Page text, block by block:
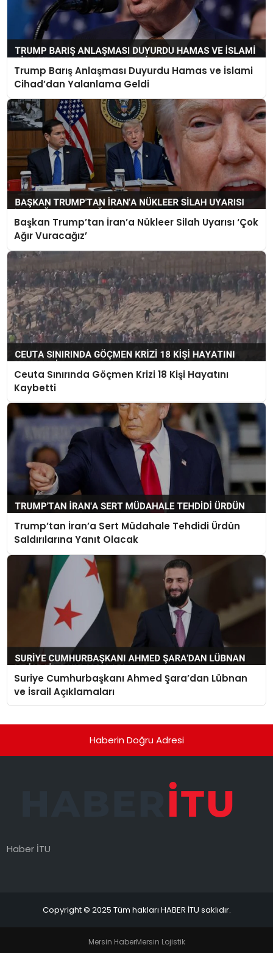
Trump Barış Anlaşması Duyurdu Hamas ve İslami
Cihad’dan Yalanlama Geldi
Başkan Trump’tan İran’a Nükleer Silah Uyarısı ‘Çok
Ağır Vuracağız’
Ceuta Sınırında Göçmen Krizi 18 Kişi Hayatını
Kaybetti
Trump’tan İran’a Sert Müdahale Tehdidi Ürdün
Saldırılarına Yanıt Olacak
Suriye Cumhurbaşkanı Ahmed Şara’dan Lübnan
ve İsrail Açıklamaları
Haberin Doğru Adresi
Haber İTU
Copyright © 2025 Tüm hakları HABER İTU saklıdır.
Mersin HaberMersin Lojistik